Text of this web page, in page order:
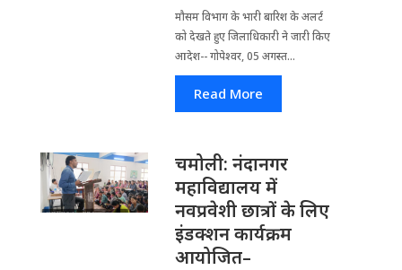
मौसम विभाग के भारी बारिश के अलर्ट
को देखते हुए जिला​धिकारी ने जारी किए
आदेश-- गोपेश्वर, 05 अगस्त...
Read More
चमोली: नंदानगर
महाविद्यालय में
नवप्रवेशी छात्रों के लिए
इंडक्शन कार्यक्रम
आयोजित–